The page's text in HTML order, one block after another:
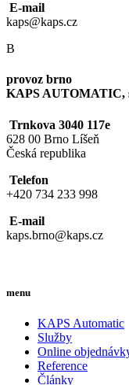
E-mail
kaps@kaps.cz
B
provoz brno
KAPS AUTOMATIC,
Trnkova 3040 117e
628 00 Brno Líšeň
Česká republika
Telefon
+420 734 233 998
E-mail
kaps.brno@kaps.cz
menu
KAPS Automatic
Služby
Online
Reference
Články